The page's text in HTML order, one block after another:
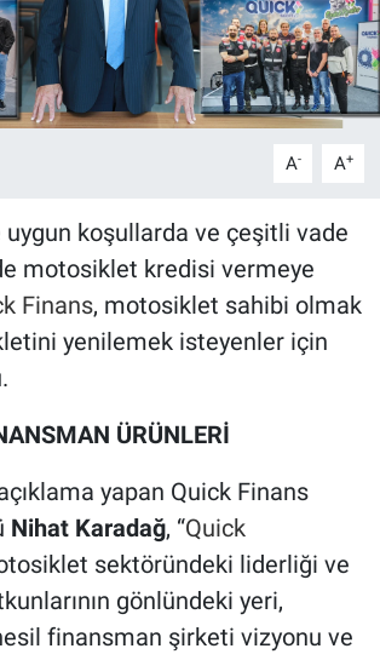
A- A+
koşullarda ve çeşitli vade
motosiklet kredisi vermeye
Finans, motosiklet sahibi olmak
yenilemek isteyenler için
ÜRÜNLERİ
yapan Quick Finans
Nihat Karadağ, “Quick
sektöründeki liderliği ve
gönlündeki yeri,
finansman şirketi vizyonu ve